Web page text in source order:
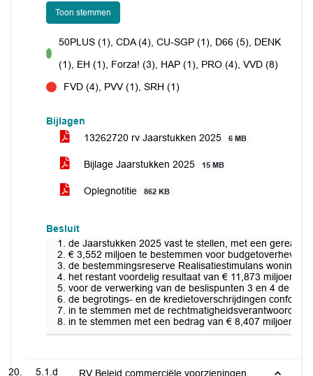
Toon stemmen
voor
50PLUS (1), CDA (4), CU-SGP (1), D66 (5), DENK
(1), EH (1), Forza! (3), HAP (1), PRO (4), VVD (8)
FVD (4), PVV (1), SRH (1)
Bijlagen
13262720 rv Jaarstukken 2025
6 MB
Bijlage Jaarstukken 2025 15 MB
Oplegnotitie 862 KB
Besluit
de Jaarstukken 2025 vast te stellen, met een
€ 3,552 miljoen te bestemmen voor
de bestemmingsreserve Realisatiestimulans
het restant voordelig resultaat van € 11,873 miljoen
voor de verwerking van de beslispunten 3 en 4 de lle
de begrotings- en de kredietoverschrijdingen
in te stemmen met de rechtmatigheidsverantwoording;
in te stemmen met een bedrag van € 8,407 miljoen
5.1.d
RV Beleid commerciële voorzieningen